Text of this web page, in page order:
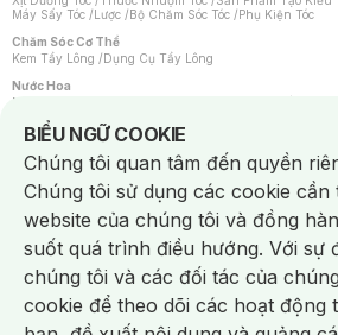
Máy Sấy Tóc /Lược /Bộ Chăm Sóc Tóc /Phụ Kiện Tóc
Chăm Sóc Cơ Thể
Kem Tẩy Lông /Dụng Cụ Tẩy Lông
Nước Hoa
Nước Hoa Nữ
Chăm Sóc Cá Nhân
Chống Muỗi /Khẩu Trang /Máy Massage/Mặt Nạ Xông
Sản Phẩm Chăm Sóc Khác /Bàn Chải Đánh Răng /Bàn
Hỗ Trợ Trắng Răng/Kem Đánh Răng /Máy Tăm Nước/
Tăm / Chỉ Nha Khoa/ Xịt Thơm Miệng / Dung Dịch Vệ
Khăn Ướt Vệ Sinh Vùng Kín/Băng Vệ Sinh/Tampon/
Máy Cạo Râu
Vấn Đề Về Da
Da Dầu / Lỗ Chân Lông To/ Da Khô / Mất Nước/ Da Lão
Da Nhạy Cảm / Kích Ứng
Da Xỉn Màu Thâm / Nám /
Quầng Thâm & Bọng Mắt /Sẹo /Viêm Da Cơ Địa
Dụng Cụ / Phụ Kiện Chăm Sóc Da
BIỂU NGỮ COOKIE
Notice about cookies usage
Chúng tôi quan tâm đến quyền
Chúng tôi sử dụng các cookie cần
website của chúng tôi và đồng
suốt quá trình điều hướng. Với sự
chúng tôi và các đối tác của
cookie để theo dõi các hoạt động